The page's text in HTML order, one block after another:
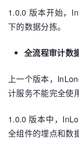
1.0.0 版本开始，
下的数据分拣。
全流程审计数
上一个版本，
计服务不能完全使
1.0.0 版本中，
全组件的埋点和数